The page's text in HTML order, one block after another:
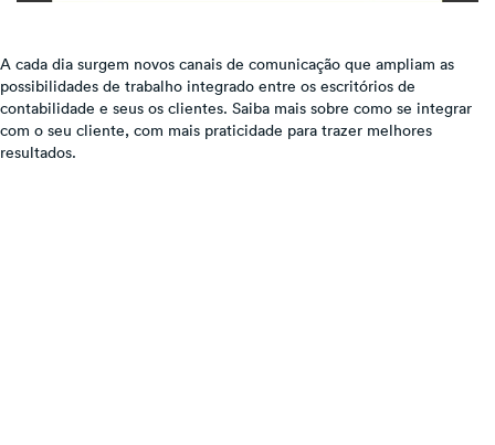
A cada dia surgem novos canais de comunicação que ampliam as
possibilidades de trabalho integrado entre os escritórios de
contabilidade e seus os clientes. Saiba mais sobre como se integrar
com o seu cliente, com mais praticidade para trazer melhores
resultados.